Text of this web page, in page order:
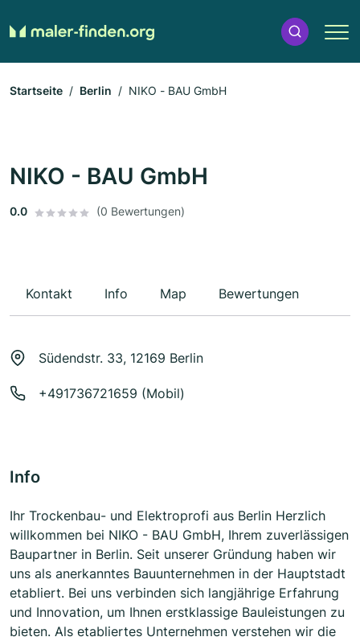
Startseite Berlin NIKO - BAU GmbH
NIKO - BAU GmbH
0.0 (0 Bewertungen)
Kontakt Info Map Bewertungen
Südendstr. 33, 12169 Berlin
+491736721659 (Mobil)
Info
Ihr Trockenbau- und Elektroprofi aus Berlin Herzlich
willkommen bei NIKO - BAU GmbH, Ihrem zuverlässigen
Baupartner in Berlin. Seit unserer Gründung haben wir
uns als anerkanntes Bauunternehmen in der Hauptstadt
etabliert. Bei uns verbinden sich langjährige Erfahrung
und Innovation, um Ihnen erstklassige Bauleistungen zu
bieten. Als etabliertes Unternehmen verstehen wir die